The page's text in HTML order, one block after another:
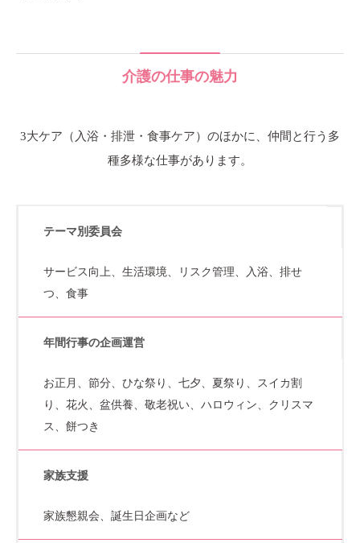
介護の仕事の魅力
3大ケア（入浴・排泄・食事ケア）のほかに、仲間と行う多
種多様な仕事があります。
テーマ別委員会
サービス向上、生活環境、リスク管理、入浴、排せ
つ、食事
年間行事の企画運営
お正月、節分、ひな祭り、七夕、夏祭り、スイカ割
り、花火、盆供養、敬老祝い、ハロウィン、クリスマ
ス、餅つき
家族支援
家族懇親会、誕生日企画など